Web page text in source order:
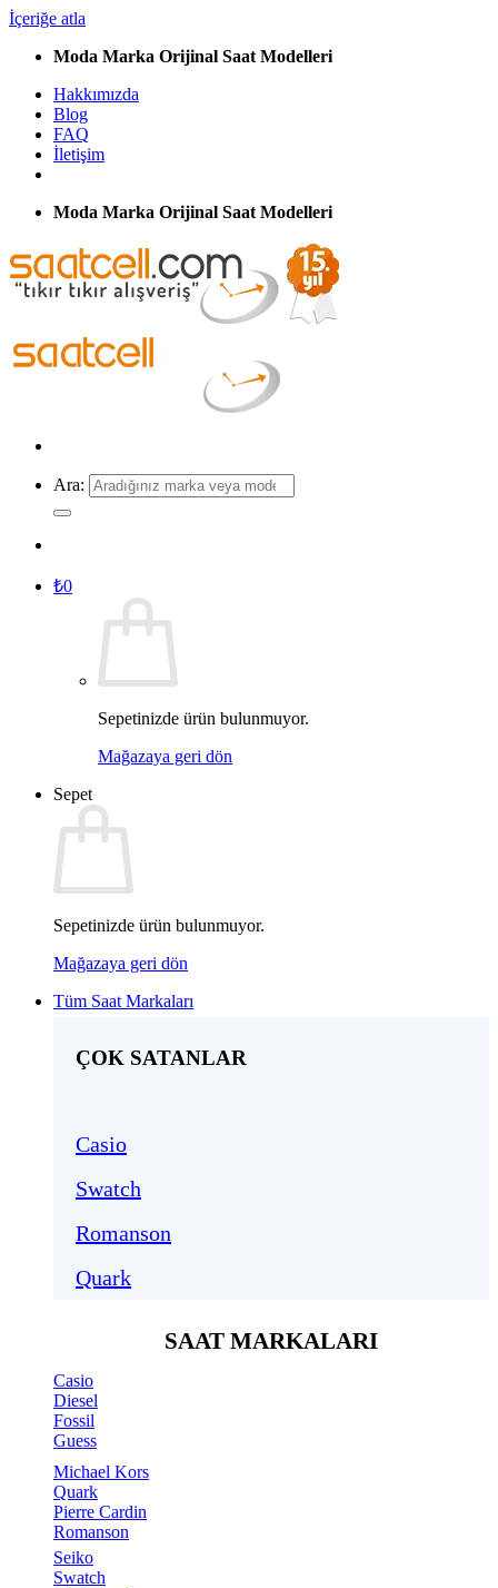
İçeriğe atla
Moda Marka Orijinal Saat Modelleri
Hakkımızda
Blog
FAQ
İletişim
Moda Marka Orijinal Saat Modelleri
Ara:
₺0
Sepetinizde ürün bulunmuyor.
Mağazaya geri dön
Sepet
Sepetinizde ürün bulunmuyor.
Mağazaya geri dön
Tüm Saat Markaları
ÇOK SATANLAR
Casio
Swatch
Romanson
Quark
SAAT MARKALARI
Casio
Diesel
Fossil
Guess
Michael Kors
Quark
Pierre Cardin
Romanson
Seiko
Swatch